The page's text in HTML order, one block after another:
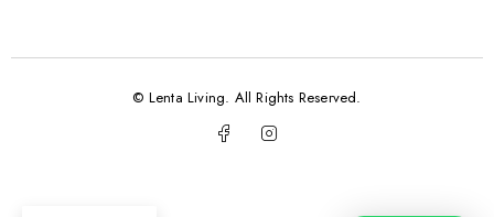
© Lenta Living. All Rights Reserved.